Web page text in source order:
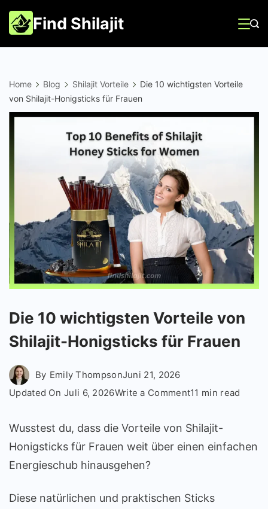
Skip
to
content
Find Shilajit
Home Blog Shilajit Vorteile
Die 10 wichtigsten Vorteile
von Shilajit-Honigsticks für Frauen
Die 10 wichtigsten Vorteile von
Shilajit-Honigsticks für Frauen
By Emily ThompsonJuni 21, 2026
Updated On Juli 6, 2026Write a Commenton
10
Vorteile
Honigsticks
11 min read
Wusstest du, dass die Vorteile von Shilajit-
Honigsticks für Frauen weit über einen einfachen
Energieschub hinausgehen?
Diese natürlichen und praktischen Sticks